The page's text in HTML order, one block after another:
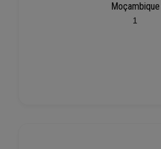
Moçambique
1